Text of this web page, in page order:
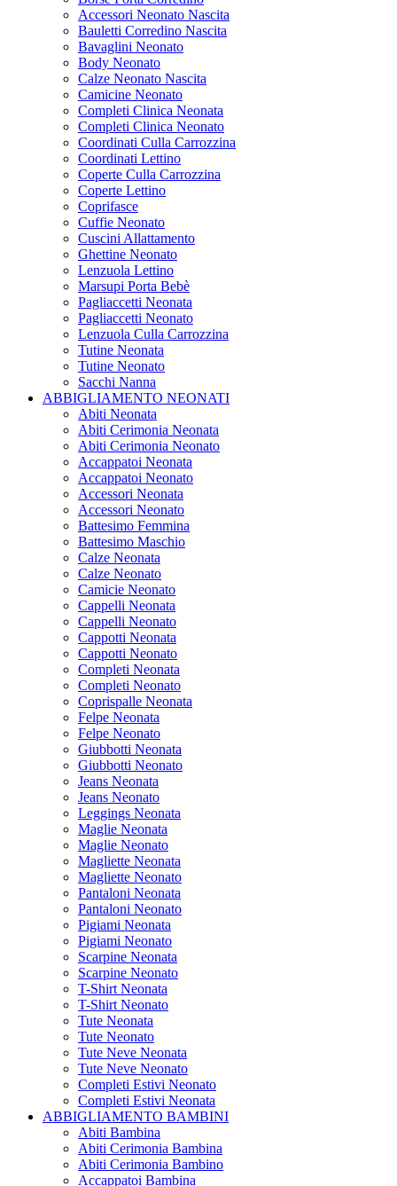
Accessori Neonato Nascita
Bauletti Corredino Nascita
Bavaglini Neonato
Body Neonato
Calze Neonato Nascita
Camicine Neonato
Completi Clinica Neonata
Completi Clinica Neonato
Coordinati Culla Carrozzina
Coordinati Lettino
Coperte Culla Carrozzina
Coperte Lettino
Coprifasce
Cuffie Neonato
Cuscini Allattamento
Ghettine Neonato
Lenzuola Lettino
Marsupi Porta Bebè
Pagliaccetti Neonata
Pagliaccetti Neonato
Lenzuola Culla Carrozzina
Tutine Neonata
Tutine Neonato
Sacchi Nanna
ABBIGLIAMENTO NEONATI
Abiti Neonata
Abiti Cerimonia Neonata
Abiti Cerimonia Neonato
Accappatoi Neonata
Accappatoi Neonato
Accessori Neonata
Accessori Neonato
Battesimo Femmina
Battesimo Maschio
Calze Neonata
Calze Neonato
Camicie Neonato
Cappelli Neonata
Cappelli Neonato
Cappotti Neonata
Cappotti Neonato
Completi Neonata
Completi Neonato
Coprispalle Neonata
Felpe Neonata
Felpe Neonato
Giubbotti Neonata
Giubbotti Neonato
Jeans Neonata
Jeans Neonato
Leggings Neonata
Maglie Neonata
Maglie Neonato
Magliette Neonata
Magliette Neonato
Pantaloni Neonata
Pantaloni Neonato
Pigiami Neonata
Pigiami Neonato
Scarpine Neonata
Scarpine Neonato
T-Shirt Neonata
T-Shirt Neonato
Tute Neonata
Tute Neonato
Tute Neve Neonata
Tute Neve Neonato
Completi Estivi Neonato
Completi Estivi Neonata
ABBIGLIAMENTO BAMBINI
Abiti Bambina
Abiti Cerimonia Bambina
Abiti Cerimonia Bambino
Accappatoi Bambina